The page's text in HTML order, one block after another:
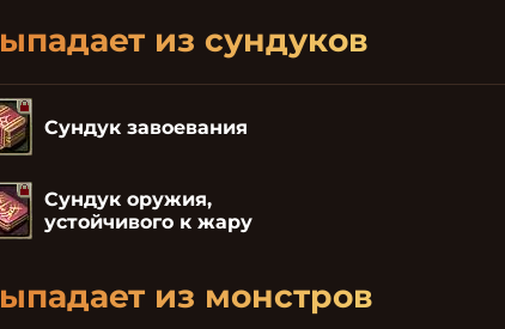
из сундуков
Сундук завоевания
Сундук оружия,
устойчивого к жару
из монстров